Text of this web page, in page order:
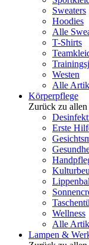
Sweaters
Hoodies
Alle
T-Shirts
Westen
Alle
Körperpflege
Zurück zu
Erste
Wellness
Alle
Lampen &